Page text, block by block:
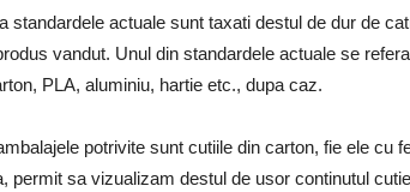
standardele actuale sunt taxati destul de dur de
vandut. Unul din standardele actuale se
PLA, aluminiu, hartie etc., dupa caz.
potrivite sunt cutiile din carton, fie ele cu
permit sa vizualizam destul de usor continutul